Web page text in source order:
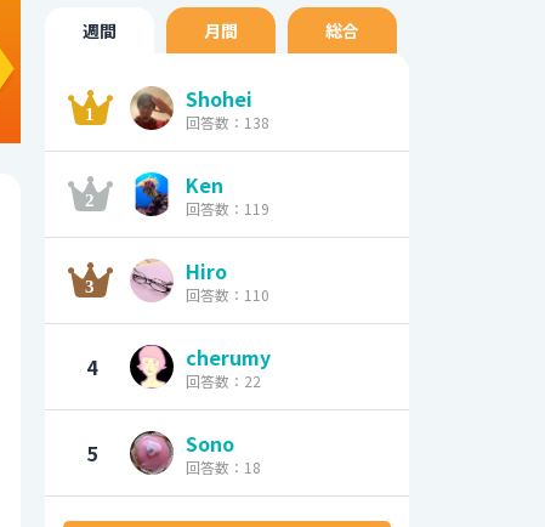
週間 月間 総合
Shohei
回答数：138
Ken
回答数：119
Hiro
回答数：110
4 cherumy
回答数：22
5 Sono
回答数：18